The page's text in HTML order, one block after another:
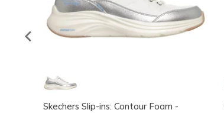
Skechers Slip-ins: Contour Foam -